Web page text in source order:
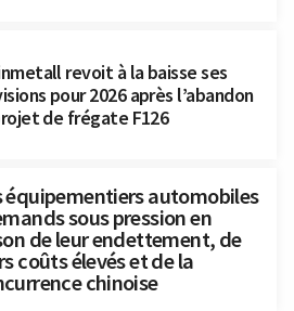
revoit à la baisse ses
pour 2026 après l’abandon
de frégate F126
équipementiers automobiles
sous pression en
de leur endettement, de
coûts élevés et de la
chinoise